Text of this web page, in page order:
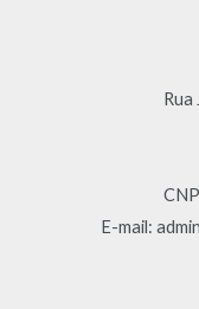
Rua
E-mail: